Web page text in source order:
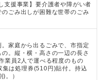
支援事業】要介護者や障がい者
ごみ出しが困難な世帯のごみ
家庭から出るごみで、市指定
。縦・横・高さの一辺の長さ
業員2人で運べる程度のもの
は処理券(510円)貼付。持込
。
）